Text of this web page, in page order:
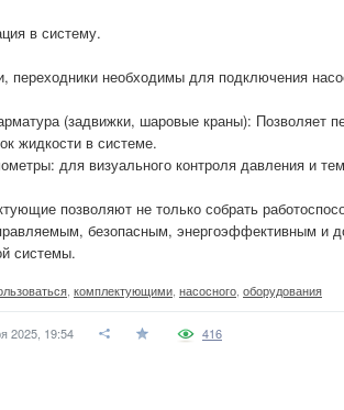
в систему.
переходники необходимы для подключения
(задвижки, шаровые краны): Позволяет
жидкости в системе.
для визуального контроля давления и
позволяют не только собрать
безопасным, энергоэффективным и
системы.
комплектующими насосного оборудования
2025, 19:54 416